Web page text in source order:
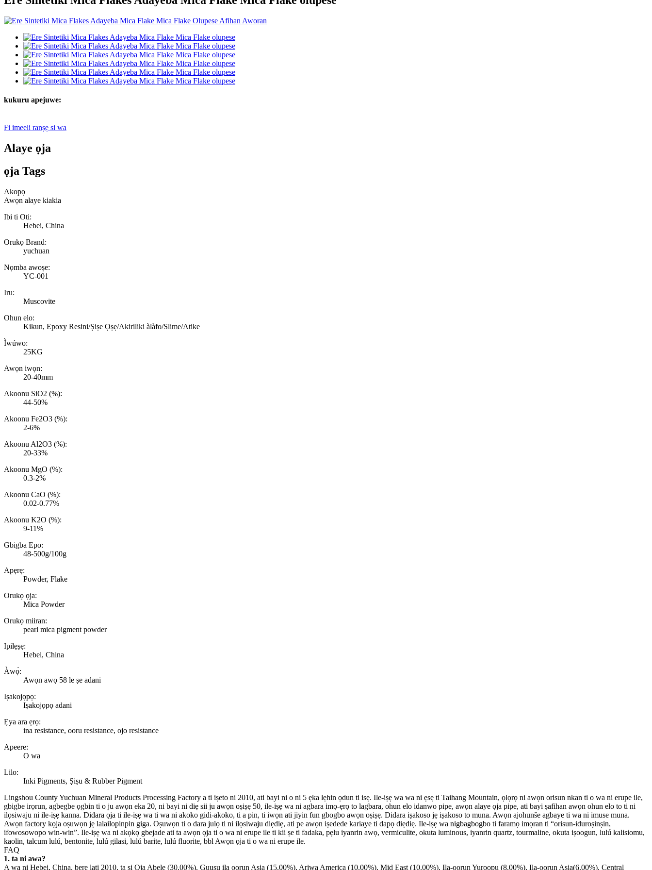
kukuru apejuwe:
Fi imeeli ranṣẹ si wa
Alaye ọja
ọja Tags
Akopọ
Awọn alaye kiakia
Ibi ti Oti:
Hebei, China
Orukọ Brand:
yuchuan
Nọmba awoṣe:
YC-001
Iru:
Muscovite
Ohun elo:
Kikun, Epoxy Resini/Ṣiṣe Ọṣẹ/Akiriliki àlàfo/Slime/Atike
Ìwúwo:
25KG
Awọn iwọn:
20-40mm
Akoonu SiO2 (%):
44-50%
Akoonu Fe2O3 (%):
2-6%
Akoonu Al2O3 (%):
20-33%
Akoonu MgO (%):
0.3-2%
Akoonu CaO (%):
0.02-0.77%
Akoonu K2O (%):
9-11%
Gbigba Epo:
48-500g/100g
Apẹrẹ:
Powder, Flake
Orukọ ọja:
Mica Powder
Orukọ miiran:
pearl mica pigment powder
Ipilẹṣẹ:
Hebei, China
Àwọ̀:
Awọn awọ 58 le ṣe adani
Iṣakojọpọ:
Iṣakojọpọ adani
Ẹya ara ẹrọ:
ina resistance, ooru resistance, ojo resistance
Apeere:
O wa
Lilo:
Inki Pigments, Ṣiṣu & Rubber Pigment
Lingshou County Yuchuan Mineral Products Processing Factory a ti iṣeto ni 2010, ati bayi ni o ni 5 ẹka lẹhin ọdun ti isẹ. Ile-iṣẹ wa wa ni ẹsẹ ti Taihang Mountain, ọlọrọ ni awọn orisun nkan ti o wa ni erupe ile,
gbigbe irọrun, agbegbe ọgbin ti o ju awọn eka 20, ni bayi ni diẹ sii ju awọn oṣiṣẹ 50, ile-iṣẹ wa ni agbara imọ-ẹrọ to lagbara, ohun elo idanwo pipe, awọn alaye ọja pipe, ati bayi ṣafihan awọn ohun elo to ti ni
ilọsiwaju ni ile-iṣẹ kanna. Didara ọja ti ile-iṣẹ wa ti wa ni akoko gidi-akoko, ti a pin, ti iwọn ati jiyin fun gbogbo awọn oṣiṣẹ. Didara iṣakoso jẹ iṣakoso to muna. Awọn ajohunše agbaye ti wa ni imuse muna.
Awọn factory kọja oṣuwọn jẹ lalailopinpin giga. Oṣuwọn ti o dara julọ ti ni ilọsiwaju diẹdiẹ, ati pe awọn iṣedede kariaye ti dapọ diẹdiẹ. Ile-iṣẹ wa nigbagbogbo ti faramọ imọran ti “orisun-iduroṣinṣin,
ifowosowopo win-win”. Ile-iṣẹ wa ni akọkọ gbejade ati ta awọn ọja ti o wa ni erupe ile ti kii ṣe ti fadaka, pẹlu iyanrin awọ, vermiculite, okuta luminous, iyanrin quartz, tourmaline, okuta iṣoogun, lulú kalisiomu,
kaolin, talcum lulú, bentonite, lulú gilasi, lulú barite, lulú fluorite, bbl Awọn ọja ti o wa ni erupe ile.
FAQ
1. ta ni awa?
A wa ni Hebei, China, bẹrẹ lati 2010, ta si Ọja Abele (30.00%), Guusu ila oorun Asia (15.00%), Ariwa America (10.00%), Mid East (10.00%), Ila-oorun Yuroopu (8.00%), Ila-oorun Asia(6.00%), Central